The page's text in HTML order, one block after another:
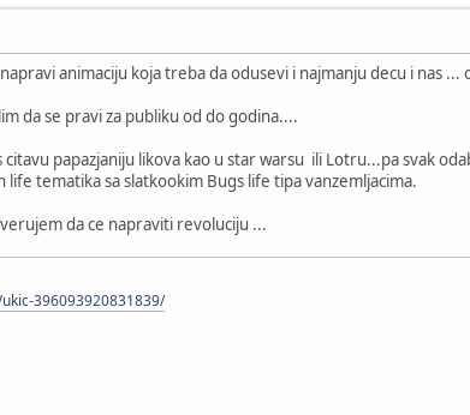
animaciju koja treba da odusevi i najmanju decu i nas
da se pravi za publiku od do godina....
citavu papazjaniju likova kao u star warsu ili Lotru...pa svak
tematika sa slatkookim Bugs life tipa vanzemljacima.
da ce napraviti revoluciju ...
396093920831839/